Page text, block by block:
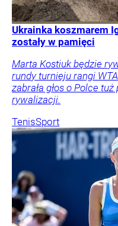
Ukrainka koszmarem
zostały w pamięci
Marta Kostiuk będzie
rundy turnieju rangi
zabrała głos o Polce
rywalizacji.
TenisSport